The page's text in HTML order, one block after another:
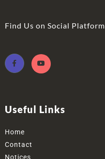
Find Us on Social Platform
Useful Links
Home
Contact
Notices